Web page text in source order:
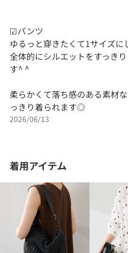
☑︎パンツ
ゆるっと穿きたくて1サイズに
全体的にシルエットをすっき
す^ ^
柔らかくて落ち感のある素材
っきり着られます◎
2026/06/13
着用アイテム